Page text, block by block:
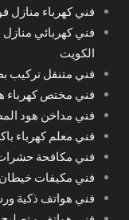
فني كهرباء منازل
فني كهربائي
الكويت
فني متنقل تركيب
فني مختص كهرباء
فني مداخن هود
فني معلم كهرباء
فني مكافحة
فني مكيفات خيطان 98548488
فني هواتف ذكية